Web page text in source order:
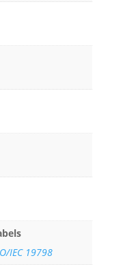
IEC 19798